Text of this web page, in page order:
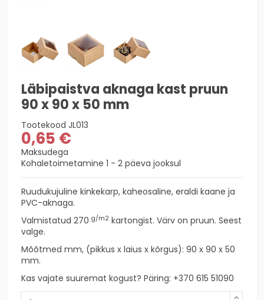
Läbipaistva aknaga kast pruun
90 x 90 x 50 mm
Tootekood JL013
0,65 €
Maksudega
Kohaletoimetamine 1 - 2 päeva jooksul
Ruudukujuline kinkekarp, kaheosaline, eraldi kaane ja
PVC-aknaga.
Valmistatud 270 g/m2 kartongist. Värv on pruun. Seest
valge.
Mõõtmed mm, (pikkus x laius x kõrgus): 90 x 90 x 50
mm.
Kas vajate suuremat kogust? Päring: +370 615 51090